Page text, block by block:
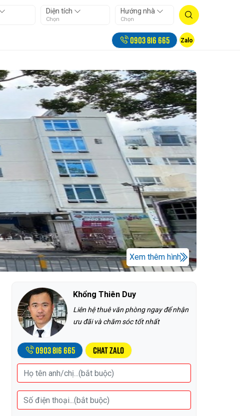
Diện tích
Chọn
Hướng nhà
Chọn
0903 816 665 Zalo
Xem thêm hình
Khổng Thiên Duy
Liên hệ thuê văn phòng ngay để nhận
ưu đãi và chăm sóc tốt nhất
0903 816 665 Chat Zalo